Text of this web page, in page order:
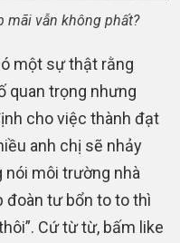
mãi vẫn không phất?
một sự thật rằng
quan trọng nhưng
cho việc thành đạt
anh chị sẽ nhảy
nói môi trường nhà
đoàn tư bổn to to thì
Cứ từ từ, bấm like